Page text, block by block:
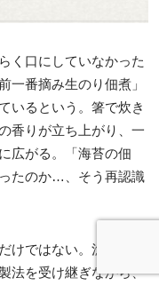
く口にしていなかった
一番摘み生のり佃煮」
いるという。箸で炊き
香りが立ち上がり、一
広がる。「海苔の佃
たのか…、そう再認識
けではない。漁師との
法を受け継ぎながら、